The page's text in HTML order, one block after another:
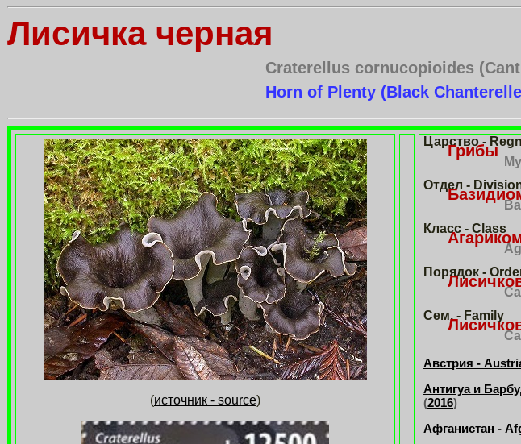
Лисичка черная
Craterellus cornucopioides
Horn of Plenty (B lack Chanterelle
(источник - source)
Царство -
Грибы
Отдел -
Класс - Class
Порядок -
Сем. - Family
Австрия -
Антигуа и
(2016)
Афганистан -